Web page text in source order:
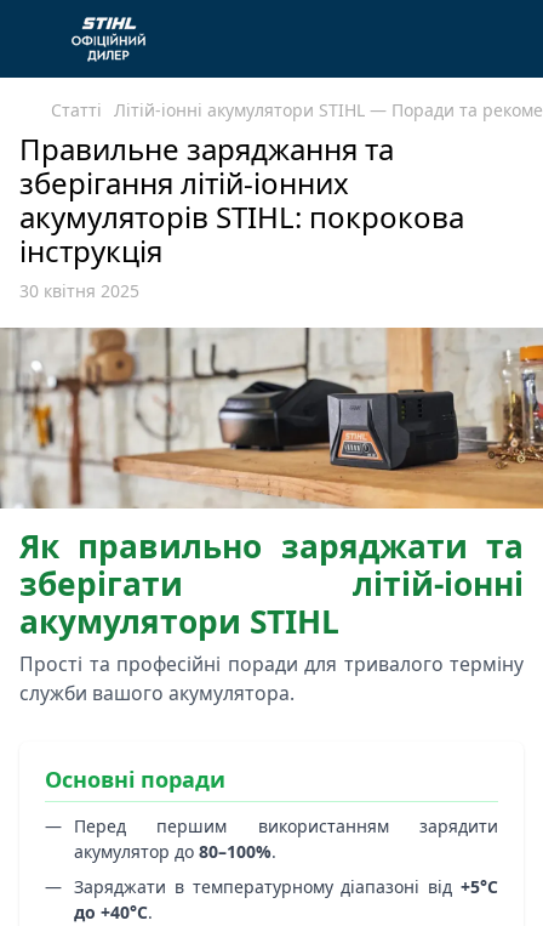
Статті Літій-іонні акумулятори STIHL — Поради та
Правильне заряджання та
зберігання літій-іонних
акумуляторів STIHL: покрокова
інструкція
30 квітня 2025
Як правильно заряджати та
зберігати літій-іонні
акумулятори STIHL
Прості та професійні поради для тривалого терміну
служби вашого акумулятора.
Основні поради
Перед першим використанням зарядити
акумулятор до 80–100%.
Заряджати в температурному діапазоні від +5°C
до +40°C.